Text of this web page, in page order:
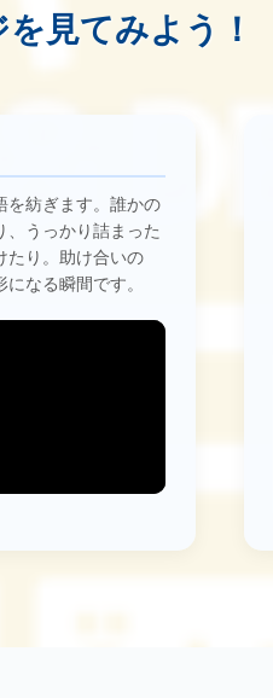
見てみよう！
を紡ぎます。誰かの
うっかり詰まった
たり。助け合いの
なる瞬間です。